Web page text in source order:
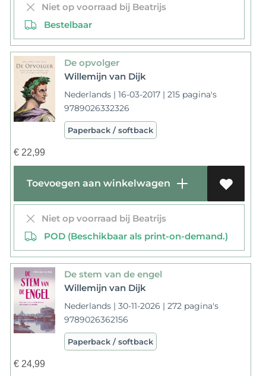
Niet op voorraad bij Beatrijs
Bestelbaar
De opvolger
Willemijn van Dijk
Nederlands | 16-03-2017 | 215 pagina's
9789026332326
Paperback / softback
€22,99
Toevoegen aan winkelwagen
Niet op voorraad bij Beatrijs
POD (Beschikbaar als print-on-demand.)
De stem van de engel
Willemijn van Dijk
Nederlands | 30-11-2026 | 272 pagina's
9789026362156
Paperback / softback
€24,99